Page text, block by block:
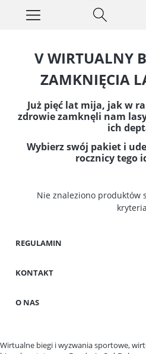
V WIRTUALNY
ZAMKNIĘCIA
Już pięć lat mija, jak w
zdrowie zamknęli nam
ich
Wybierz swój pakiet i
rocznicy tego
Nie znaleziono produktów
REGULAMIN
KONTAKT
O NAS
Wirtualne biegi i wyzwania sportowe,